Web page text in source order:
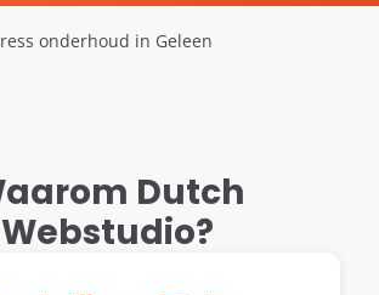
onderhoud in Geleen
Dutch
Webstudio?